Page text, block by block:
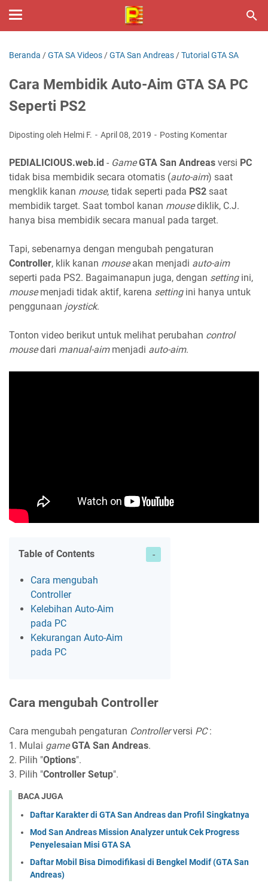
Beranda /GTA SA Videos /GTA San Andreas /Tutorial GTA SA
Cara Membidik Auto-Aim GTA SA PC
Seperti PS2
Diposting oleh Helmi F. April 08, 2019 Posting Komentar
PEDIALICIOUS.web.id - Game GTA San Andreas versi PC
tidak bisa membidik secara otomatis (auto-aim) saat
mengklik kanan mouse, tidak seperti pada PS2 saat
membidik target. Saat tombol kanan mousediklik, C.J.
hanya bisa membidik secara manual pada target.
Tapi, sebenarnya dengan mengubah pengaturan
Controller, klik kanan mouseakan menjadi auto-aim
seperti pada PS2. Bagaimanapun juga, dengan settingini,
mousemenjadi tidak aktif, karena settingini hanya untuk
penggunaan joystick.
Tonton video berikut untuk melihat perubahan control
mousedari manual-aimmenjadi auto-aim.
Table of Contents
Cara mengubah
Controller
Kelebihan Auto-Aim
pada PC
Kekurangan Auto-Aim
pada PC
Cara mengubah Controller
Cara mengubah pengaturan Controllerversi PC:
1. Mulai game GTA San Andreas.
2. Pilih "Options".
3. Pilih "Controller Setup".
BACA JUGA
Daftar Karakter di GTA San Andreas dan Profil Singkatnya
Mod San Andreas Mission Analyzer untuk Cek Progress
Penyelesaian Misi GTA SA
Daftar Mobil Bisa Dimodifikasi di Bengkel Modif (GTA San
Andreas)